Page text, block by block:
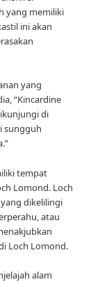
yang memiliki
ini akan
yang
“Kincardine
di
sungguh
tempat
Lomond. Loch
dikelilingi
atau
Loch Lomond.
alam